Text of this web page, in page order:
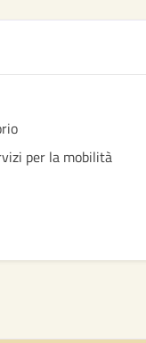
per la mobilità